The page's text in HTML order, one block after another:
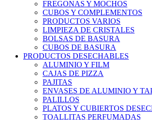
FREGONAS Y MOCHOS
CUBOS Y COMPLEMENTOS
PRODUCTOS VARIOS
LIMPIEZA DE CRISTALES
BOLSAS DE BASURA
CUBOS DE BASURA
PRODUCTOS DESECHABLES
ALUMINIO Y FILM
CAJAS DE PIZZA
PAJITAS
ENVASES DE ALUMINIO Y
PALILLOS
PLATOS Y CUBIERTOS
TOALLITAS PERFUMADAS